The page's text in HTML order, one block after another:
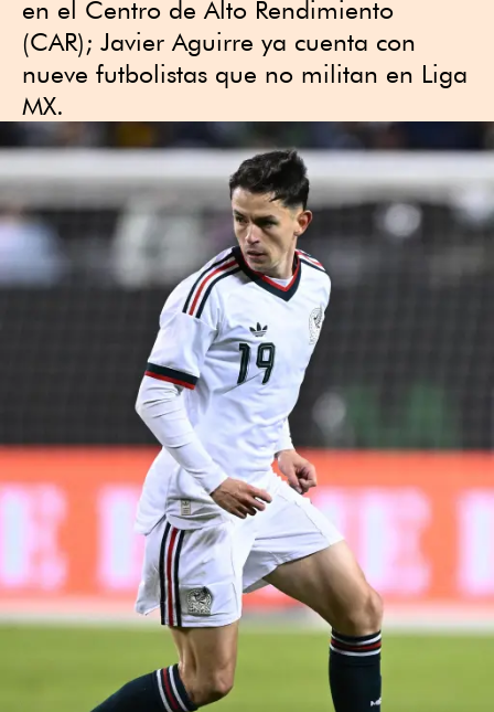
en el Centro de Alto Rendimiento
(CAR); Javier Aguirre ya cuenta con
nueve futbolistas que no militan en Liga
MX.